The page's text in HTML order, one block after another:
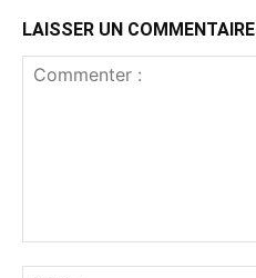
LAISSER UN COMMENTAIRE